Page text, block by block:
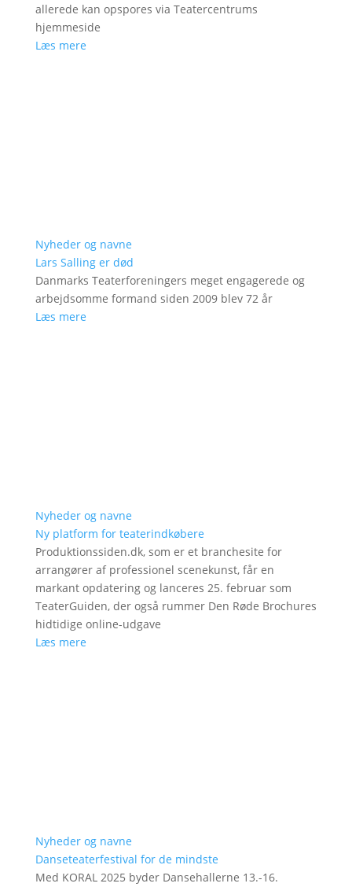
allerede kan opspores via Teatercentrums
hjemmeside
Læs mere
Nyheder og navne
Lars Salling er død
Danmarks Teaterforeningers meget engagerede og
arbejdsomme formand siden 2009 blev 72 år
Læs mere
Nyheder og navne
Ny platform for teaterindkøbere
Produktionssiden.dk, som er et branchesite for
arrangører af professionel scenekunst, får en
markant opdatering og lanceres 25. februar som
TeaterGuiden, der også rummer Den Røde Brochures
hidtidige online-udgave
Læs mere
Nyheder og navne
Danseteaterfestival for de mindste
Med KORAL 2025 byder Dansehallerne 13.-16.